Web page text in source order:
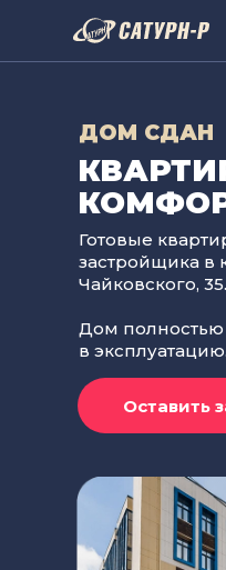
ДОМ СДАН
Готовые
застройщика в
Чайковского, 35.
Дом полностью
в эксплуатацию.